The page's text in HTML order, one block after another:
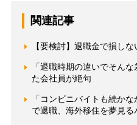
関連記事
【要検討】退職金で損し
「退職時期の違いでそん
た会社員が絶句
「コンビニバイトも続か
で退職、海外移住を夢見る